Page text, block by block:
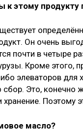
к этому продукту
Он очень
почти в четыре
Кроме этого,
элеваторов
Это, конечно
Поэтому
масло?